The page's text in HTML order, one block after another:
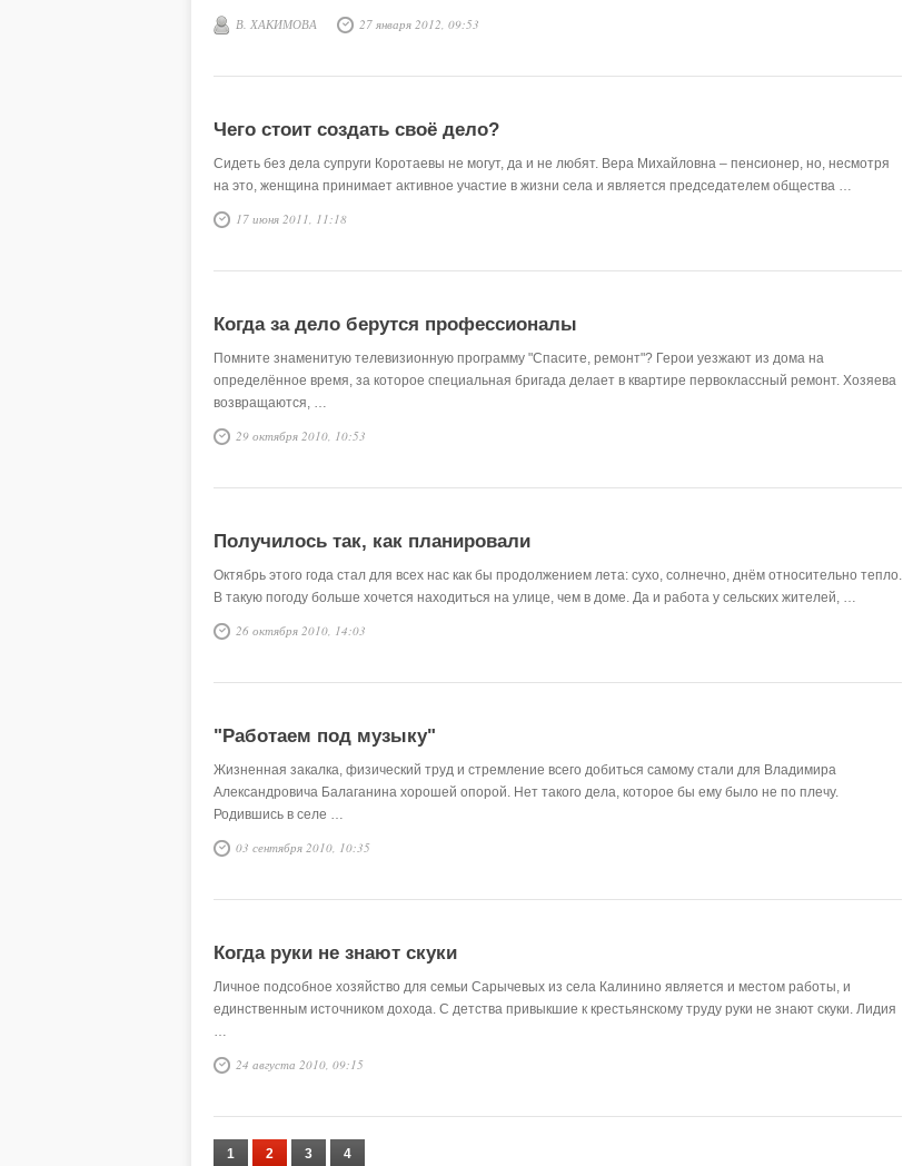
В. ХАКИМОВА 27 января 2012, 09:53
Чего стоит создать своё дело?
Сидеть без дела супруги Коротаевы не могут, да и не любят. Вера Михайловна – пенсионер, но, несмотря
на это, женщина принимает активное участие в жизни села и является председателем общества …
17 июня 2011, 11:18
Когда за дело берутся профессионалы
Помните знаменитую телевизионную программу "Спасите, ремонт"? Герои уезжают из дома на
определённое время, за которое специальная бригада делает в квартире первоклассный ремонт. Хозяева
возвращаются, …
29 октября 2010, 10:53
Получилось так, как планировали
Октябрь этого года стал для всех нас как бы продолжением лета: сухо, солнечно, днём относительно тепло.
В такую погоду больше хочется находиться на улице, чем в доме. Да и работа у сельских жителей, …
26 октября 2010, 14:03
"Работаем под музыку"
Жизненная закалка, физический труд и стремление всего добиться самому стали для Владимира
Александровича Балаганина хорошей опорой. Нет такого дела, которое бы ему было не по плечу.
Родившись в селе …
03 сентября 2010, 10:35
Когда руки не знают скуки
Личное подсобное хозяйство для семьи Сарычевых из села Калинино является и местом работы, и
единственным источником дохода. С детства привыкшие к крестьянскому труду руки не знают скуки. Лидия
…
24 августа 2010, 09:15
1 2 3 4